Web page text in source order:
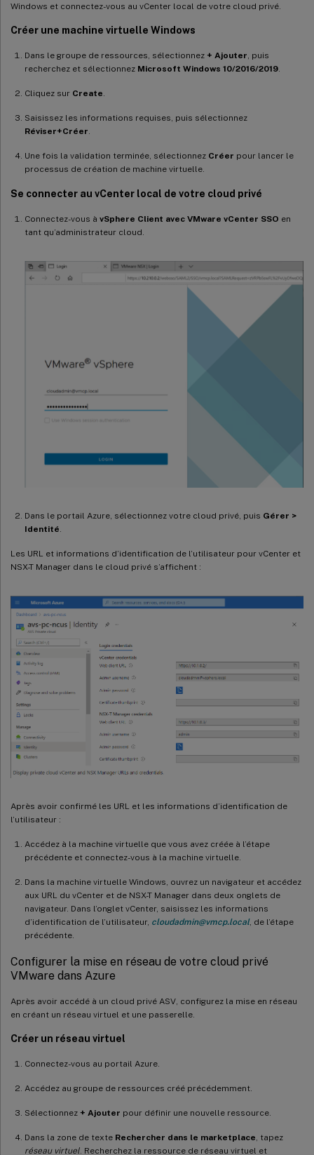
Windows et connectez-vous au vCenter local de votre cloud privé.
Créer une machine virtuelle Windows
Dans le groupe de ressources, sélectionnez + Ajouter, puis
recherchez et sélectionnez Microsoft Windows 10/2016/2019.
Cliquez sur Create.
Saisissez les informations requises, puis sélectionnez
Réviser+Créer.
Une fois la validation terminée, sélectionnez Créer pour lancer le
processus de création de machine virtuelle.
Se connecter au vCenter local de votre cloud privé
Connectez-vous à vSphere Client avec VMware vCenter SSO en
tant qu’administrateur cloud.
Dans le portail Azure, sélectionnez votre cloud privé, puis Gérer >
Identité
Les URL et informations d’identification de l’utilisateur pour vCenter et
NSX-T Manager dans le cloud privé s’affichent :
Après avoir confirmé les URL et les informations d’identification de
l’utilisateur :
Accédez à la machine virtuelle que vous avez créée à l’étape
précédente et connectez-vous à la machine virtuelle.
Dans la machine virtuelle Windows, ouvrez un navigateur et accédez
aux URL du vCenter et de NSX-T Manager dans deux onglets de
navigateur. Dans l’onglet vCenter, saisissez les informations
d’identification de l’utilisateur, cloudadmin@vmcp.local, de l’étape
précédente.
Configurer la mise en réseau de votre cloud privé
VMware dans Azure
Après avoir accédé à un cloud privé ASV, configurez la mise en réseau
en créant un réseau virtuel et une passerelle.
Créer un réseau virtuel
Connectez-vous au portail Azure.
Accédez au groupe de ressources créé précédemment.
Sélectionnez + Ajouter pour définir une nouvelle ressource.
Dans la zone de texte Rechercher dans le marketplace, tapez
réseau virtuel. Recherchez la ressource de réseau virtuel et